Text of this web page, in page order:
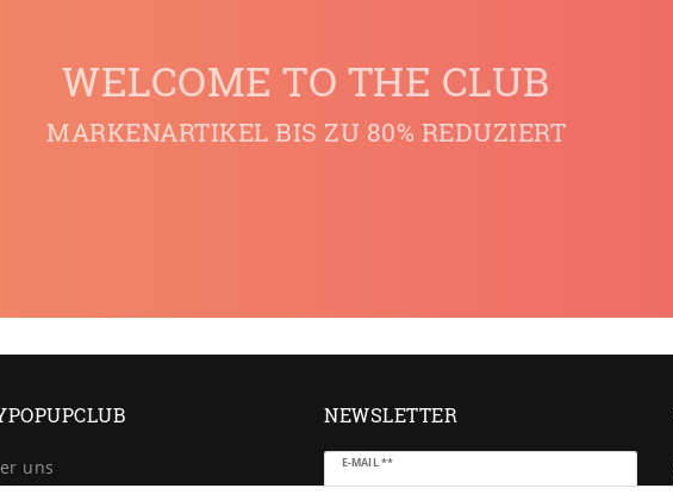
WELCOME TO THE CLUB
MARKENARTIKEL BIS ZU 80% REDUZIERT
uns
NEWSLETTER
E-MAIL **
Newsletter
Honig